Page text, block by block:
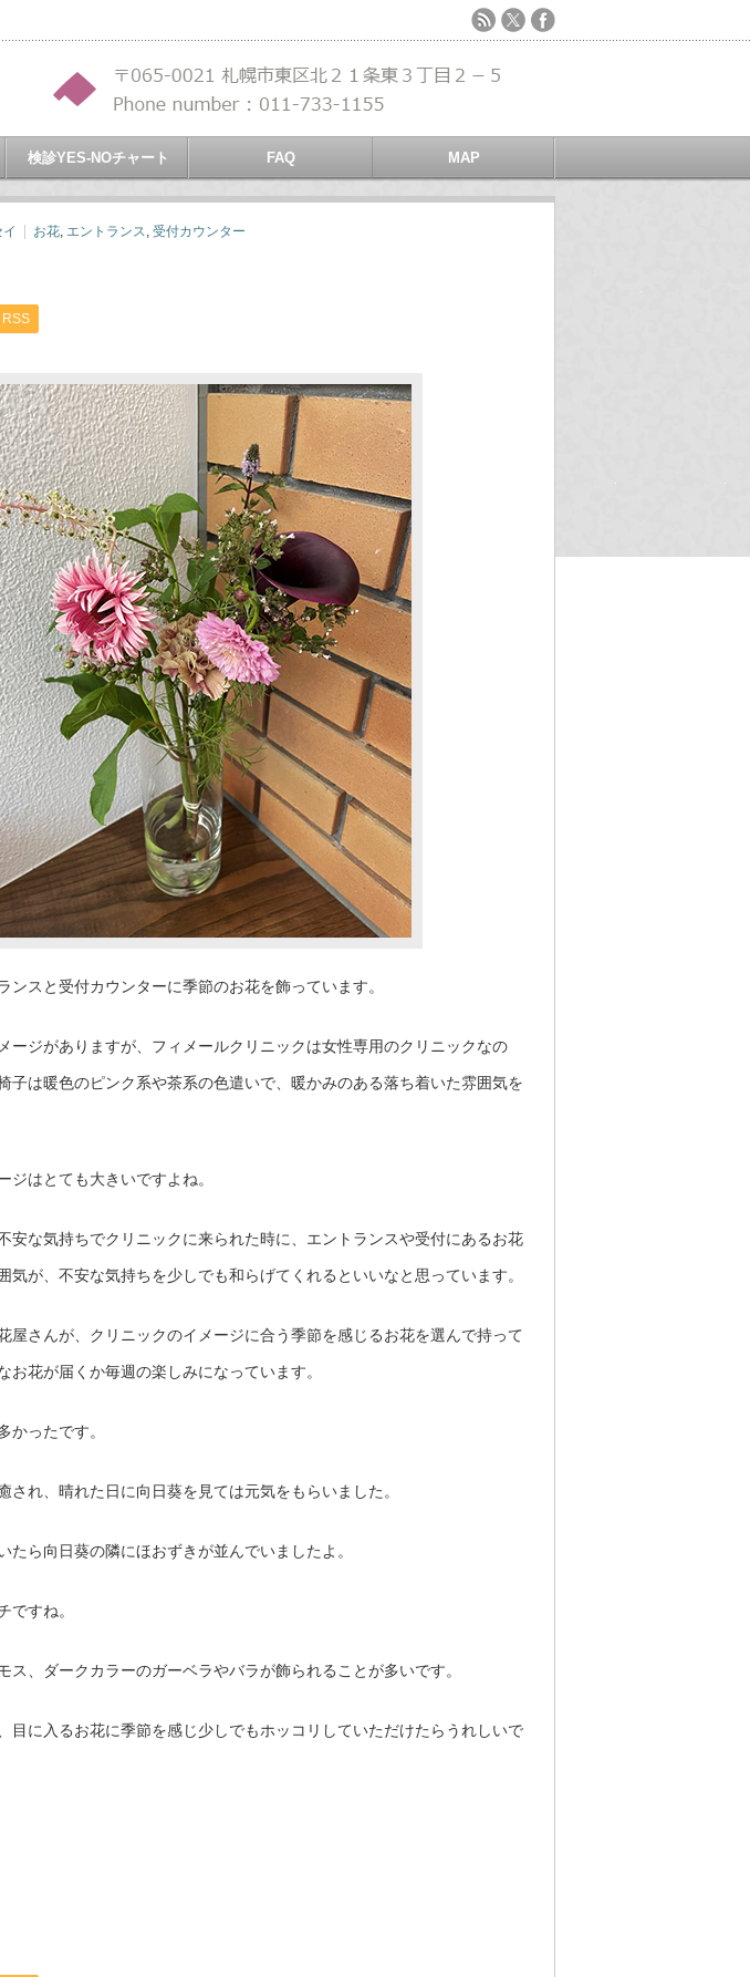
検診YES-NOチャート FAQ MAP
お花, エントランス, 受付カウンター
RSS
ンスと受付カウンターに季節のお花を飾っています。
ージがありますが、フィメールクリニックは女性専用のクリニックなの
子は暖色のピンク系や茶系の色遣いで 暖かみのある落ち着いた雰囲気を
ジはとても大きいですよね。
安な気持ちでクリニックに来られた時に、エントランスや受付にあるお花
気が 不安な気持ちを少しでも和らげてくれるといいなと思っています。
屋さんが クリニックのイメージに合う季節を感じるお花を選んで持って
お花が届くか毎週の楽しみになっています。
かったです。
され 晴れた日に向日葵を見ては元気をもらいました。
たら向日葵の隣にほおずきが並んでいましたよ。
ですね。
ス、ダークカラーのガーベラやバラが飾られることが多いです。
目に入るお花に季節を感じ少しでもホッコリしていただけたらうれしいで